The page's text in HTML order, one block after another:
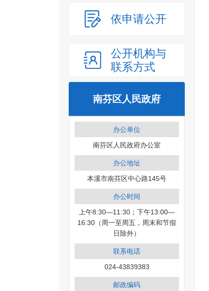
依申请公开
公开机构与
联系方式
南芬区人民政府
办公单位
南芬区人民政府办公室
办公地址
本溪市南芬区中心路145号
办公时间
上午8:30—11:30；下午13:00—
16:30（周一至周五，周末和节假
日除外）
联系电话
024-43839383
邮政编码